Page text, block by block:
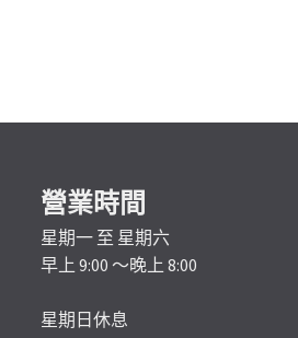
營業時間
星期一 至 星期六
早上 9:00 ～晚上 8:00
星期日休息